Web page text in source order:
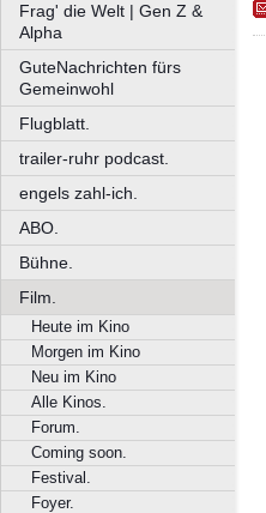
Frag' die Welt | Gen Z &
Alpha
GuteNachrichten fürs
Gemeinwohl
Flugblatt.
trailer-ruhr podcast.
engels zahl-ich.
ABO.
Bühne.
Film.
Heute im Kino
Morgen im Kino
Neu im Kino
Alle Kinos.
Forum.
Coming soon.
Festival.
Foyer.